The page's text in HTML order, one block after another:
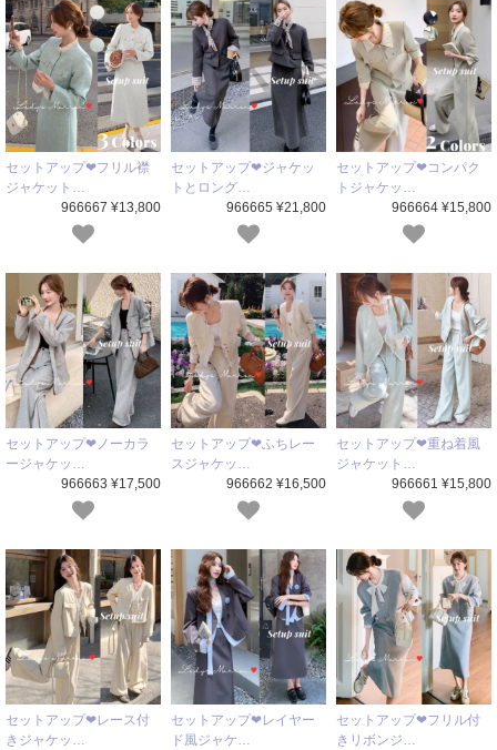
セットアップ❤フリル襟
ジャケット…
966667 ¥13,800
セットアップ❤ジャケッ
トとロング…
966665 ¥21,800
セットアップ❤コンパク
トジャケッ…
966664 ¥15,800
セットアップ❤ノーカラ
ージャケッ…
966663 ¥17,500
セットアップ❤ふちレー
スジャケッ…
966662 ¥16,500
セットアップ❤重ね着風
ジャケット…
966661 ¥15,800
セットアップ❤レース付
きジャケッ…
セットアップ❤レイヤー
ド風ジャケ…
セットアップ❤フリル付
きリボンジ…